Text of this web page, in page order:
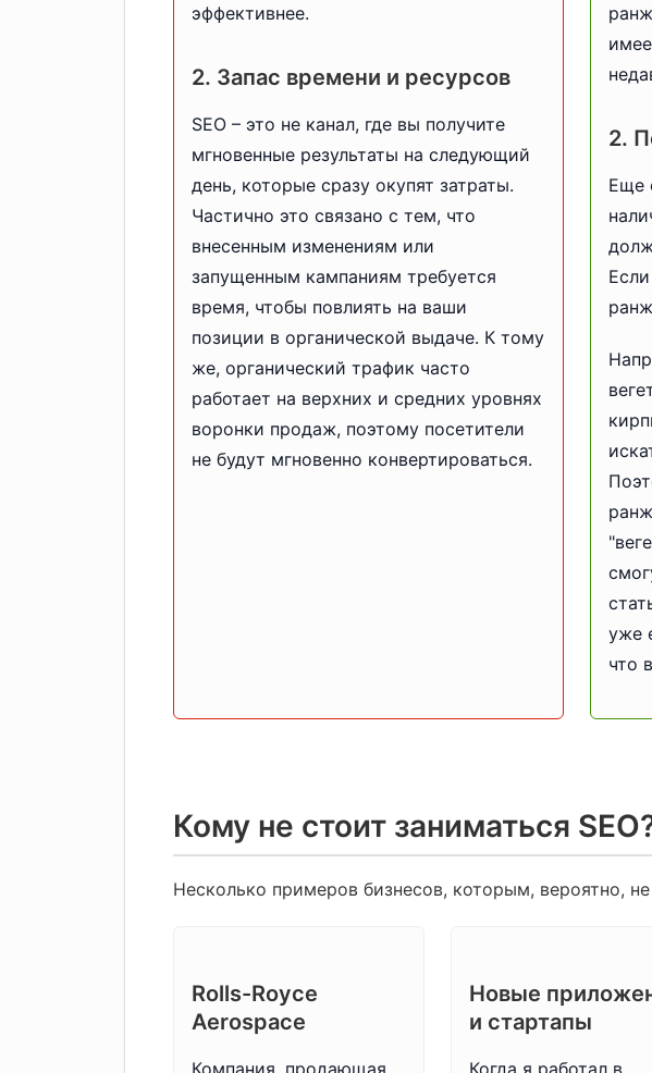
эффективнее.
2. Запас времени и ресурсов
SEO – это не канал, где вы получите
мгновенные результаты на следующий
день, которые сразу окупят затраты.
Частично это связано с тем, что
внесенным изменениям или
запущенным кампаниям требуется
время, чтобы повлиять на ваши
позиции в органической выдаче. К тому
же, органический трафик часто
работает на верхних и средних уровнях
воронки продаж, поэтому посетители
не будут мгновенно конвертироваться.
2.
Еще
уже
что
Кому не стоит заниматься
Несколько примеров бизнесов, которым, вероятно,
Rolls-Royce
Aerospace
Компания, продающая
Новые
и стартапы
Когда я работал в